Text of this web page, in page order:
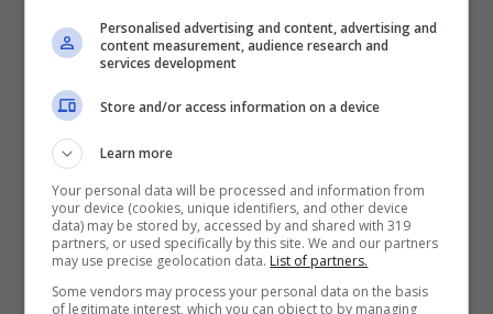
Articoli recentiCome Fermare i Download
Automatici di Modelli AI da
4GB su Chrome: Guida
Personalised advertising and content, advertising and
content measurement, audience research and
services development
Store and/or access information on a device
Learn more
Your personal data will be processed and information from
your device (cookies, unique identifiers, and other device
data) may be stored by, accessed by and shared with 319
partners, or used specifically by this site. We and our partners
may use precise geolocation data. List of partners.
Some vendors may process your personal data on the basis
of legitimate interest, which you can object to by managing